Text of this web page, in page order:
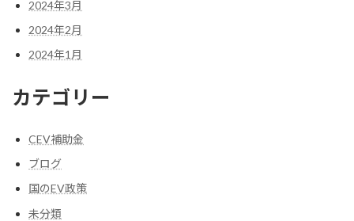
2024年3月
2024年2月
2024年1月
カテゴリー
CEV補助金
ブログ
国のEV政策
未分類